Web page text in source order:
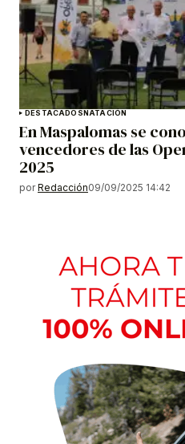
DESTACADOSNATACIÓN
En Maspalomas se
vencedores de las
2025
por Redacción09/09/2025 14:42